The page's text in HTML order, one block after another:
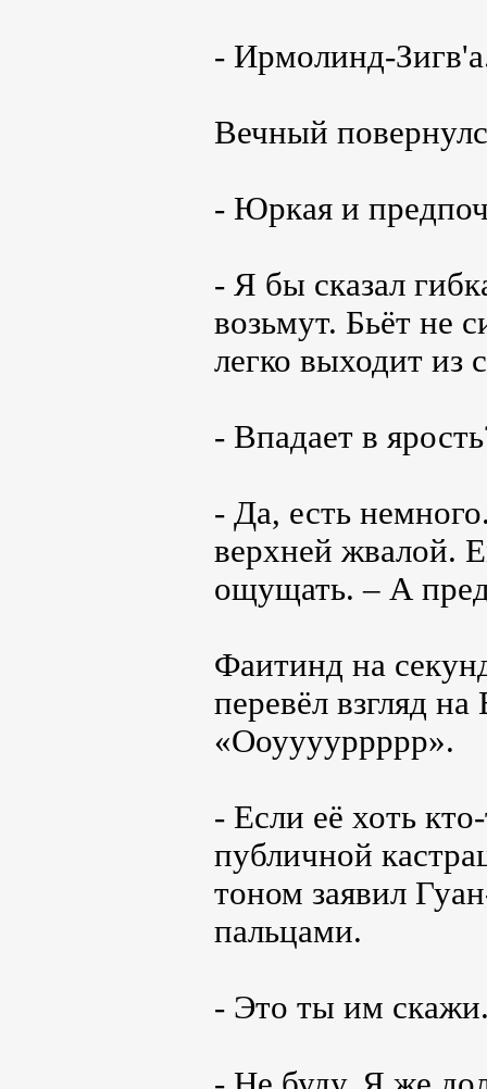
- Ирмолинд-
Вечный
- Юркая и
- Я бы сказал
возьмут. Бьёт не
легко выходит из
- Впадает в
- Да, есть
верхней жвалой.
ощущать. – А
Фаитинд на
перевёл взгляд
«Ооууууррррр».
- Если её хоть
публичной
тоном заявил
пальцами.
- Это ты им